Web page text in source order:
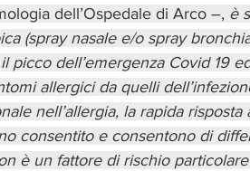
dell’Ospedale di Arco –, è
(spray nasale e/o spray
picco dell’emergenza Covid 19
allergici da quelli
nell’allergia, la rapida risposta
consentito e consentono di
è un fattore di rischio